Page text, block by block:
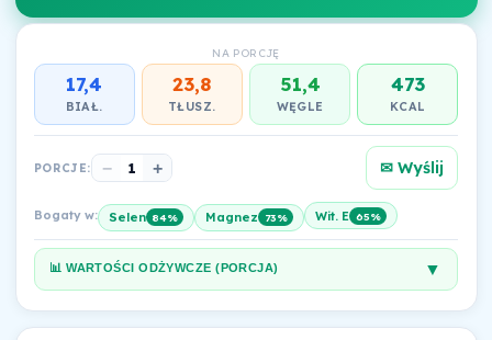
NA PORCJĘ
17,4
BIAŁ.
23,8
TŁUSZ.
51,4
WĘGLE
473
KCAL
PORCJE: − 1 + ✉ Wyślij
Bogaty w: Selen 84% Magnez 73% Wit. E 65%
📊 WARTOŚCI ODŻYWCZE (PORCJA) ▼